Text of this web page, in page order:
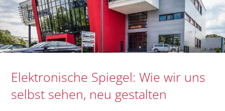
Elektronische Spiegel: Wie wir uns
selbst sehen, neu gestalten